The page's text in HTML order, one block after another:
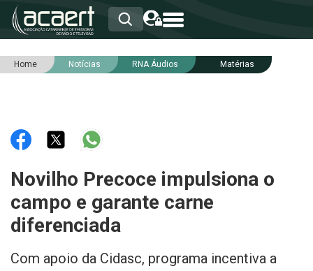
HOME
RNA
NOTÍCIAS
SERVIÇOS
INTEGRIDADE
Home Notícias RNA Áudios Matérias
Novilho Precoce impulsiona o
campo e garante carne
diferenciada
Com apoio da Cidasc, programa incentiva a